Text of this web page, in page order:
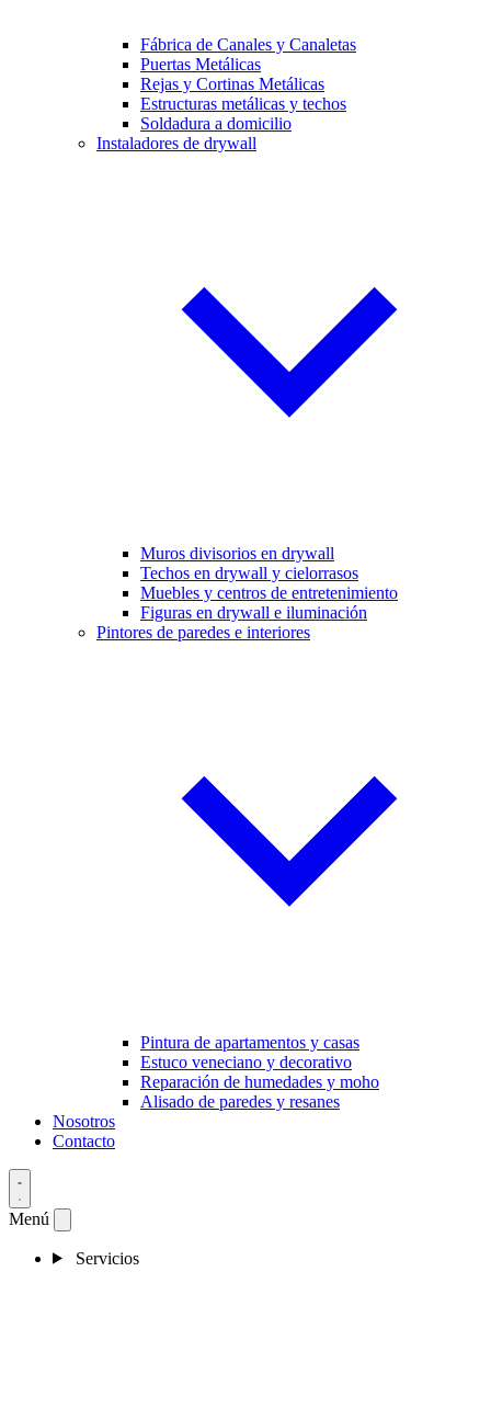
Fábrica de Canales y Canaletas
Puertas Metálicas
Rejas y Cortinas Metálicas
Estructuras metálicas y techos
Soldadura a domicilio
Instaladores de drywall
Muros divisorios en drywall
Techos en drywall y cielorrasos
Muebles y centros de entretenimiento
Figuras en drywall e iluminación
Pintores de paredes e interiores
Pintura de apartamentos y casas
Estuco veneciano y decorativo
Reparación de humedades y moho
Alisado de paredes y resanes
Nosotros
Contacto
Menú
Servicios